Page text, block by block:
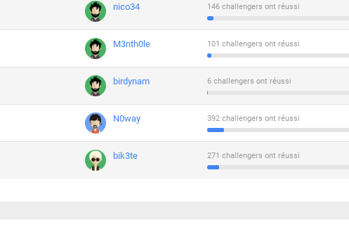
nico34 146 challengers ont réussi
M3nth0le 101 challengers ont réussi
birdynam 6 challengers ont réussi
N0way 392 challengers ont réussi
bik3te 271 challengers ont réussi